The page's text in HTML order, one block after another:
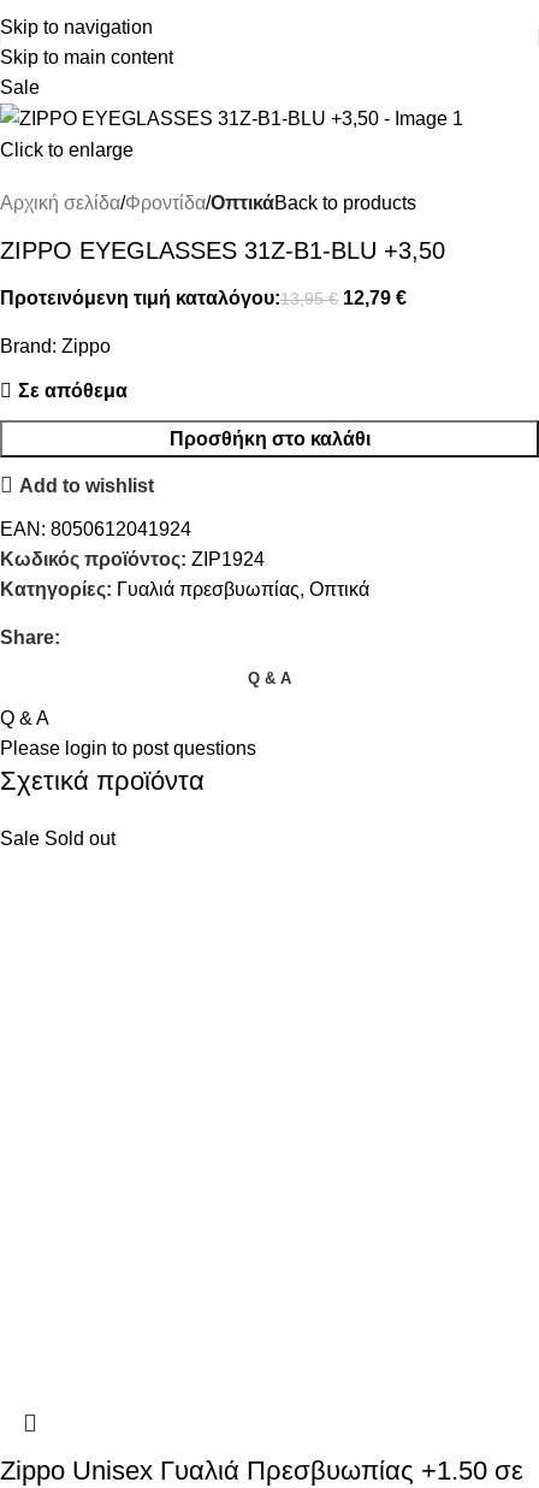
Skip to navigation
Skip to main content
ΔΩΡΕΑΝ ΜΕΤΑΦΟΡΙΚΑ ΑΝΩ ΤΩΝ 45€
Sale
Click to enlarge
Αρχική σελίδα Φροντίδα ΟπτικάBack to products
ZIPPO EYEGLASSES 31Z-B1-BLU +3,50
Προτεινόμενη τιμή καταλόγου:13,95€ 12,79 €
Brand: Zippo
Σε απόθεμα
Προσθήκη στο καλάθι
Add to wishlist
EAN: 8050612041924
Κωδικός προϊόντος: ZIP1924
Κατηγορίες: Γυαλιά πρεσβυωπίας, Οπτικά
Share:
Q & A
Q & A
Please login to post questions
Σχετικά προϊόντα
Sale Sold out
Zippo Unisex Γυαλιά Πρεσβυωπίας +1.50 σε